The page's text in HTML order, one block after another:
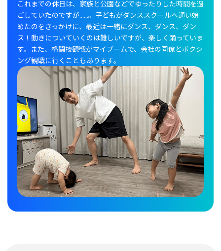
これまでの休日は、家族と公園などでゆったりした時間を過
ごしていたのですが......。子どもがダンススクールへ通い始
めたのをきっかけに、最近は一緒にダンス、ダンス、ダン
ス！動きについていくのは難しいですが、楽しく踊っていま
す。また、格闘技観戦がマイブームで、会社の同僚とボクシ
ング観戦に行くこともあります。